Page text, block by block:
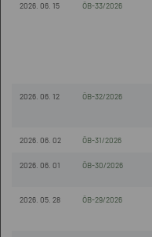
2026. 06. 15 ÖB-33/2026
2026. 06. 12 ÖB-32/2026
2026. 06. 02 ÖB-31/2026
2026. 06. 01 ÖB-30/2026
2026. 05. 28 ÖB-29/2026